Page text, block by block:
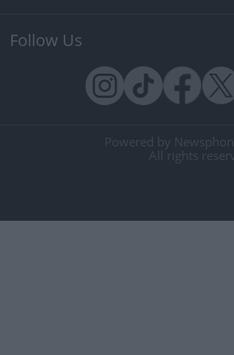
Follow Us
Powered by
All rights